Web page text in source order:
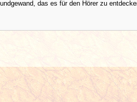
das es für den Hörer zu